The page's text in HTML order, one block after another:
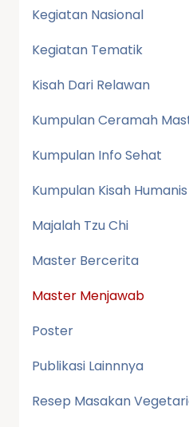
Kegiatan Nasional
Kegiatan Tematik
Kisah Dari Relawan
Kumpulan Ceramah
Kumpulan Info Sehat
Kumpulan Kisah Humanis
Majalah Tzu Chi
Master Bercerita
Master Menjawab
Poster
Publikasi Lainnnya
Resep Masakan